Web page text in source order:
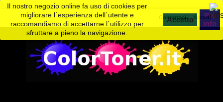
Accedi
Contattaci
Il nostro negozio online fa uso di cookies per
migliorare l´esperienza dell´utente e
raccomandiamo di accettarne l´utilizzo per
sfruttare a pieno la navigazione.
Piú
info